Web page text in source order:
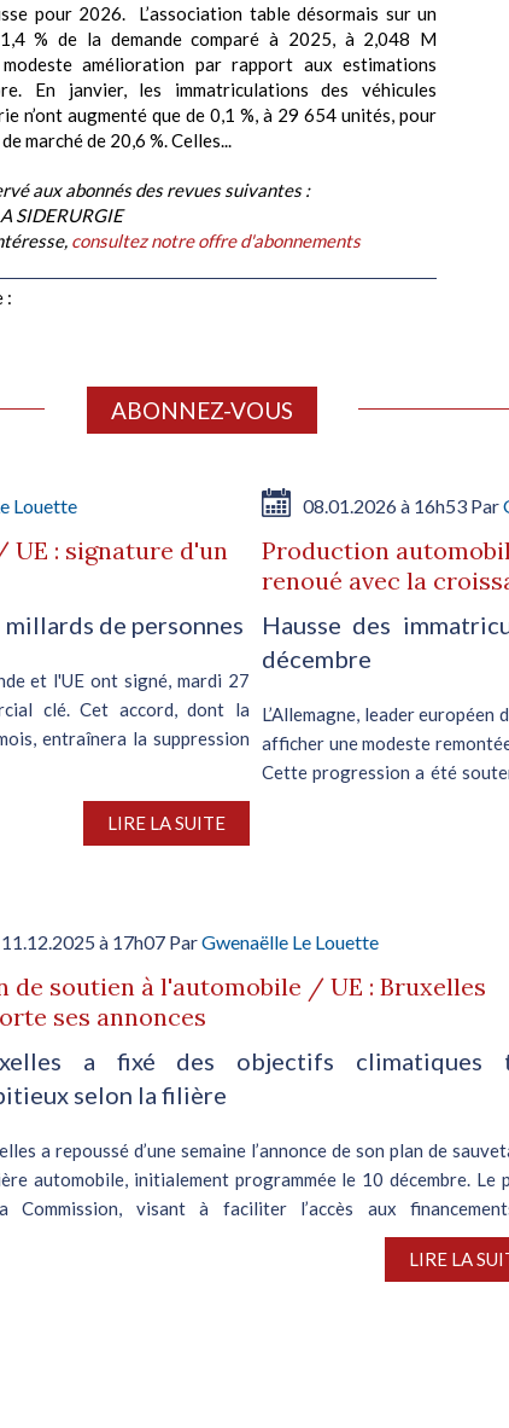
pour 2026. L’association table désormais sur un
% de la demande comparé à 2025, à 2,048 M
amélioration par rapport aux estimations
En janvier, les immatriculations des véhicules
n’ont augmenté que de 0,1 %, à 29 654 unités, pour
marché de 20,6 %. Celles...
aux abonnés des revues suivantes :
SIDERURGIE
consultez notre offre d'abonnements
:
ABONNEZ-VOUS
Louette
UE : signature d'un
de personnes
et l'UE ont signé, mardi 27
clé. Cet accord, dont la
entraînera la suppression
LIRE LA SUITE
08.01.2026 à 16h53 Par
Production
renoué avec la
Hausse des
décembre
L’Allemagne, leader
afficher une modeste
Cette progression a été
11.12.2025 à 17h07 ParGwenaëlle Le Louette
de soutien à l'automobile / UE : Bruxelles
ses annonces
a fixé des objectifs climatiques
selon la filière
a repoussé d’une semaine l’annonce de son plan de
automobile, initialement programmée le 10 décembre. Le
Commission, visant à faciliter l’accès aux
LIRE LA